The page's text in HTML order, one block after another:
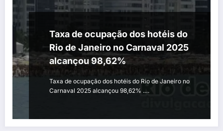
Taxa de ocupação dos hotéis do
Rio de Janeiro no Carnaval 2025
alcançou 98,62%
Taxa de ocupação dos hotéis do Rio de Janeiro no
Carnaval 2025 alcançou 98,62% .…